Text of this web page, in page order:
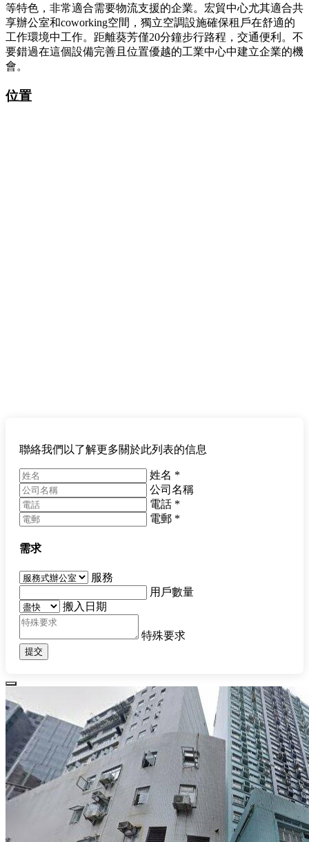
等特色，非常適合需要物流支援的企業。宏貿中心尤其適合共
享辦公室和coworking空間，獨立空調設施確保租戶在舒適的
工作環境中工作。距離葵芳僅20分鐘步行路程，交通便利。不
要錯過在這個設備完善且位置優越的工業中心中建立企業的機
會。
位置
聯絡我們以了解更多關於此列表的信息
姓名 *
公司名稱
電話 *
電郵 *
需求
服務
用戶數量
搬入日期
特殊要求
提交